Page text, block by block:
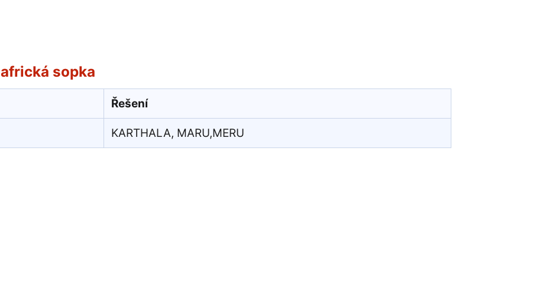
africká sopka
Řešení
KARTHALA, MARU,MERU